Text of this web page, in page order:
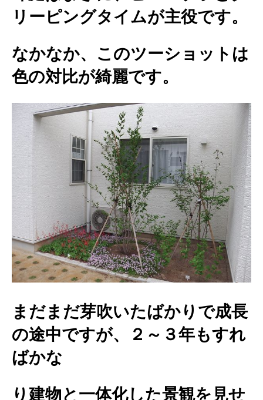
リーピングタイムが主役です。
なかなか、このツーショットは
色の対比が綺麗です。
まだまだ芽吹いたばかりで成長
の途中ですが、２～３年もすれ
ばかな
り建物と一体化した景観を見せ